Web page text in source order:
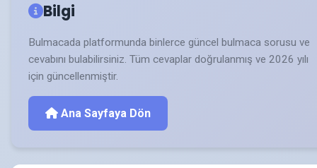
Bilgi
Bulmacada platformunda binlerce güncel bulmaca sorusu ve
cevabını bulabilirsiniz. Tüm cevaplar doğrulanmış ve 2026 yılı
için güncellenmiştir.
Ana Sayfaya Dön